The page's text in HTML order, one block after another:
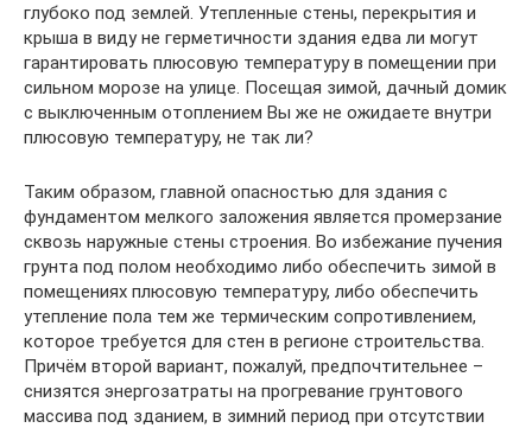
глубоко под землей. Утепленные стены, перекрытия и
крыша в виду не герметичности здания едва ли могут
гарантировать плюсовую температуру в помещении при
сильном морозе на улице. Посещая зимой, дачный домик
с выключенным отоплением Вы же не ожидаете внутри
плюсовую температуру, не так ли?
Таким образом, главной опасностью для здания с
фундаментом мелкого заложения является промерзание
сквозь наружные стены строения. Во избежание пучения
грунта под полом необходимо либо обеспечить зимой в
помещениях плюсовую температуру, либо обеспечить
утепление пола тем же термическим сопротивлением,
которое требуется для стен в регионе строительства.
Причём второй вариант, пожалуй, предпочтительнее –
снизятся энергозатраты на прогревание грунтового
массива под зданием, в зимний период при отсутствии